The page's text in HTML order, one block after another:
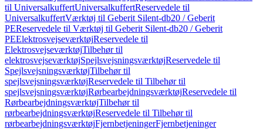
til UniversalkuffertUniversalkuffertReservedele til
UniversalkuffertVærktøj til Geberit Silent-db20 / Geberit
PEReservedele til Værktøj til Geberit Silent-db20 / Geberit
PEElektrosvejseværktøjReservedele til
ElektrosvejseværktøjTilbehør til
elektrosvejseværktøjSpejlsvejsningsværktøjReservedele til
SpejlsvejsningsværktøjTilbehør til
spejlsvejsningsværktøjReservedele til Tilbehør til
spejlsvejsningsværktøjRørbearbejdningsværktøjReservedele til
RørbearbejdningsværktøjTilbehør til
rørbearbejdningsværktøjReservedele til Tilbehør til
rørbearbejdningsværktøjFjernbetjeningerFjernbetjeninger